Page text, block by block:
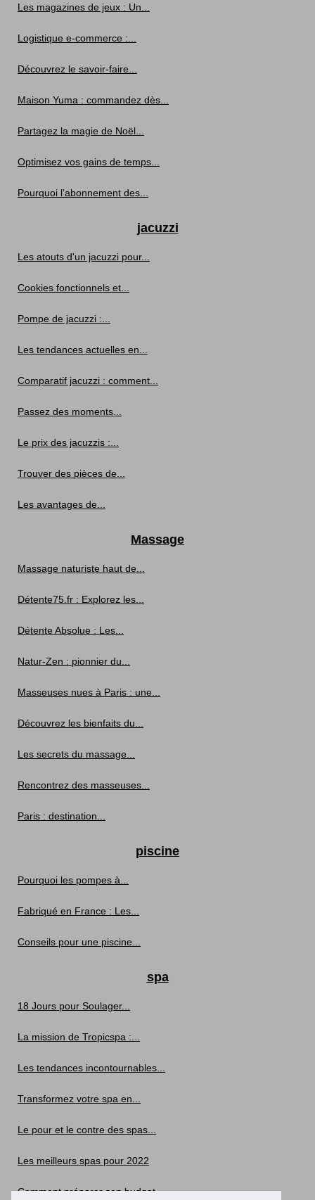
Les magazines de jeux : Un...
Logistique e-commerce :...
Découvrez le savoir-faire...
Maison Yuma : commandez dès...
Partagez la magie de Noël...
Optimisez vos gains de temps...
Pourquoi l’abonnement des...
jacuzzi
Les atouts d'un jacuzzi pour...
Cookies fonctionnels et...
Pompe de jacuzzi :...
Les tendances actuelles en...
Comparatif jacuzzi : comment...
Passez des moments...
Le prix des jacuzzis :...
Trouver des pièces de...
Les avantages de...
Massage
Massage naturiste haut de...
Détente75.fr : Explorez les...
Détente Absolue : Les...
Natur-Zen : pionnier du...
Masseuses nues à Paris : une...
Découvrez les bienfaits du...
Les secrets du massage...
Rencontrez des masseuses...
Paris : destination...
piscine
Pourquoi les pompes à...
Fabriqué en France : Les...
Conseils pour une piscine...
spa
18 Jours pour Soulager...
La mission de Tropicspa :...
Les tendances incontournables...
Transformez votre spa en...
Le pour et le contre des spas...
Les meilleurs spas pour 2022
Comment préparer son budget...